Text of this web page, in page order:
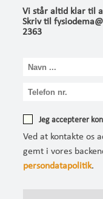
Vi står altid klar til
Skriv til
2363
Jeg accepterer
Ved at kontakte os
gemt i vores
persondatapolitik.